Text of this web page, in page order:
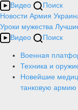
Видео
Поиск
Новости Армия
Уроки мужества
Видео
Поиск
Военная
Техника и
Новейшие
танковую